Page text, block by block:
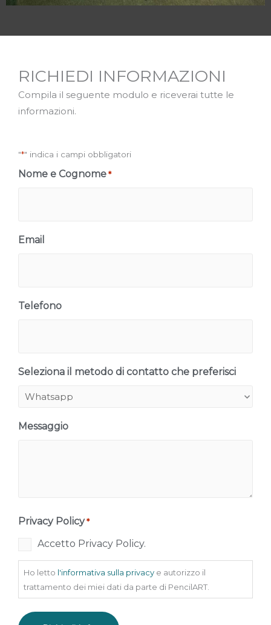
RICHIEDI INFORMAZIONI
Compila il seguente modulo e riceverai tutte le
informazioni.
"*" indica i campi obbligatori
Nome e Cognome *
Email
Telefono
Seleziona il metodo di contatto che preferisci
Messaggio
Privacy Policy *
Accetto Privacy Policy.
Ho letto l'informativa sulla privacy e autorizzo il
trattamento dei miei dati da parte di PencilART.